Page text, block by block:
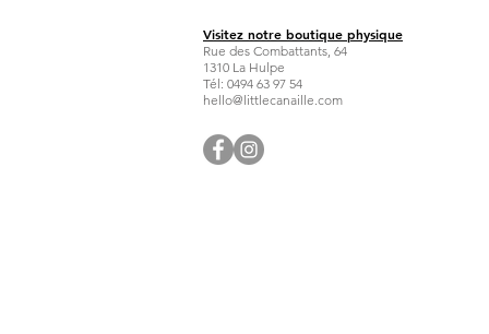
Visitez notre boutique physique
Rue des Combattants, 64
1310 La Hulpe
Tél: 0494 63 97 54
hello@littlecanaille.com